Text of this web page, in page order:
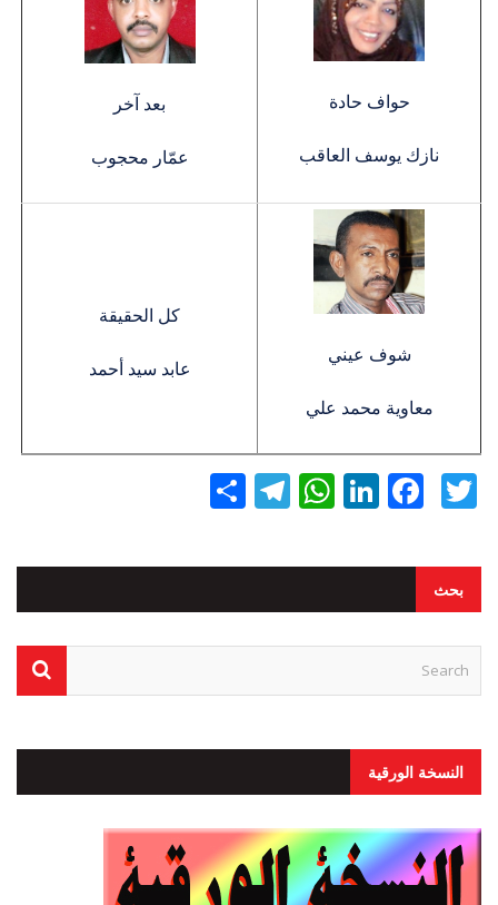
حواف حادة
نازك يوسف العاقب
بعد آخر
عمّار محجوب
شوف عيني
معاوية محمد علي
كل الحقيقة
عابد سيد أحمد
Twitter
Facebook
LinkedIn
WhatsApp
Telegram
بحث
النسخة الورقية